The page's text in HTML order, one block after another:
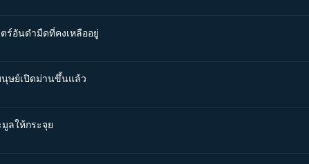
ร์อันดำมืดที่คงเหลืออยู่
นุษย์เปิดม่านขึ้นแล้ว
ลให้กระจุย